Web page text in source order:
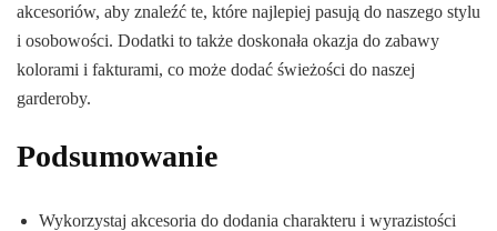
akcesoriów, aby znaleźć te, które najlepiej pasują do naszego stylu
i osobowości. Dodatki to także doskonała okazja do zabawy
kolorami i fakturami, co może dodać świeżości do naszej
garderoby.
Podsumowanie
Wykorzystaj akcesoria do dodania charakteru i wyrazistości